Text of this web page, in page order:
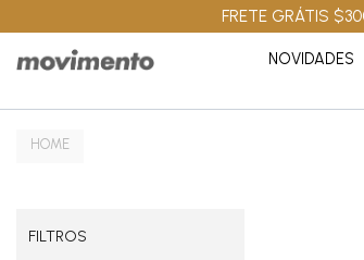
FRETE GRÁTIS
NOVIDADES
FILTROS